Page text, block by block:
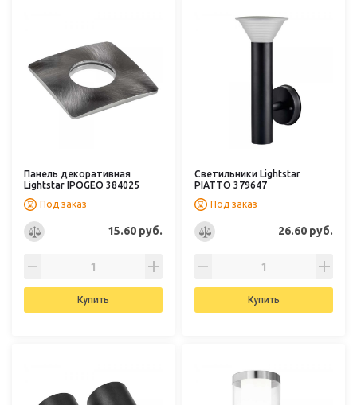
Панель декоративная
Lightstar IPOGEO 384025
Под заказ
15.60 руб.
Купить
Светильники Lightstar
PIATTO 379647
Под заказ
26.60 руб.
Купить